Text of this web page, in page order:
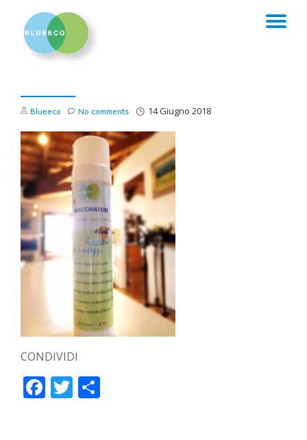
Blueeco 14 Giugno 2018
No comments
CONDIVIDI
FacebookTwitter